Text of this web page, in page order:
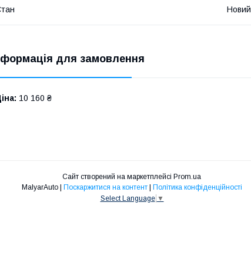
Новий
для замовлення
10 160 ₴
Сайт створений на маркетплейсі Prom.ua
Поскаржитися на контент
Політика конфіденційності
Select Language ▼